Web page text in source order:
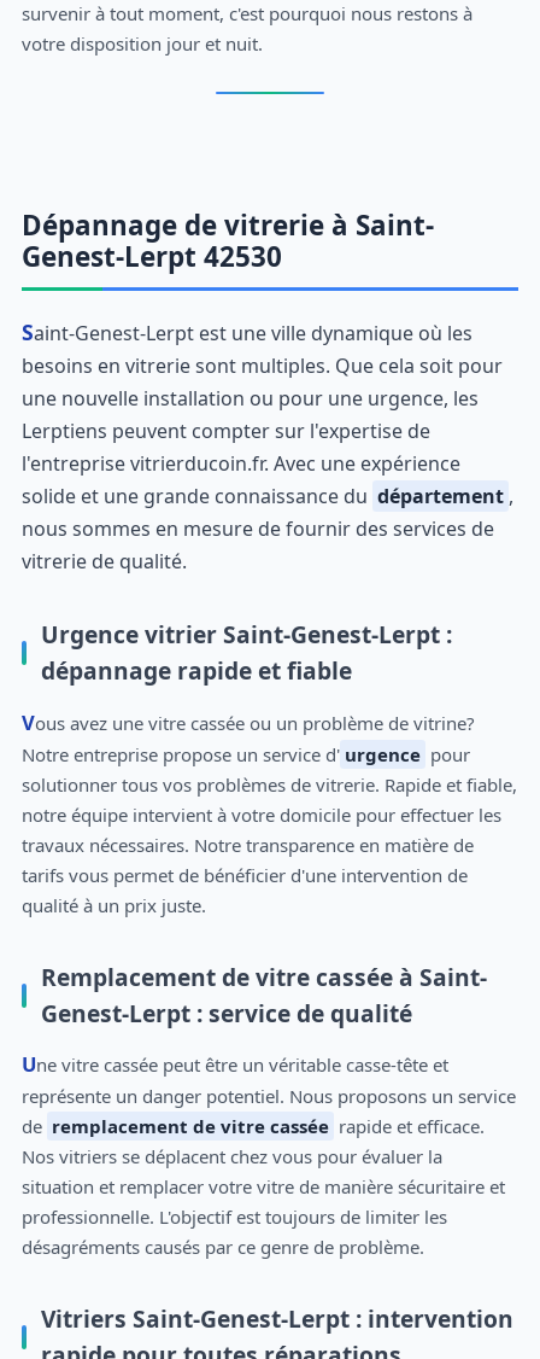
survenir à tout moment, c'est pourquoi nous restons à
votre disposition jour et nuit.
Dépannage de vitrerie à Saint-
Genest-Lerpt 42530
Saint-Genest-Lerpt est une ville dynamique où les
besoins en vitrerie sont multiples. Que cela soit pour
une nouvelle installation ou pour une urgence, les
Lerptiens peuvent compter sur l'expertise de
l'entreprise vitrierducoin.fr. Avec une expérience
solide et une grande connaissance du département ,
nous sommes en mesure de fournir des services de
vitrerie de qualité.
Urgence vitrier Saint-Genest-Lerpt :
dépannage rapide et fiable
Vous avez une vitre cassée ou un problème de vitrine?
Notre entreprise propose un service d' urgence pour
solutionner tous vos problèmes de vitrerie. Rapide et fiable,
notre équipe intervient à votre domicile pour effectuer les
travaux nécessaires. Notre transparence en matière de
tarifs vous permet de bénéficier d'une intervention de
qualité à un prix juste.
Remplacement de vitre cassée à Saint-
Genest-Lerpt : service de qualité
Une vitre cassée peut être un véritable casse-tête et
représente un danger potentiel. Nous proposons un service
de remplacement de vitre cassée rapide et efficace.
Nos vitriers se déplacent chez vous pour évaluer la
situation et remplacer votre vitre de manière sécuritaire et
professionnelle. L'objectif est toujours de limiter les
désagréments causés par ce genre de problème.
Vitriers Saint-Genest-Lerpt : intervention